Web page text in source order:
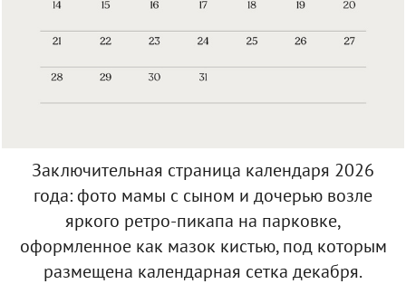
Заключительная страница календаря 2026
года: фото мамы с сыном и дочерью возле
яркого ретро-пикапа на парковке,
оформленное как мазок кистью, под которым
размещена календарная сетка декабря.